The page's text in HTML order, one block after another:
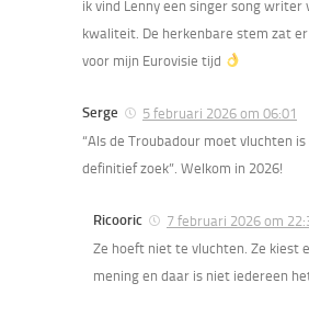
ik vind Lenny een singer song writer
kwaliteit. De herkenbare stem zat
voor mijn Eurovisie tijd
Serge
5 februari 2026 om 06:01
“Als de Troubadour moet vluchten
definitief zoek”. Welkom in 2026!
Ricooric
7 februari 2026 om
Ze hoeft niet te vluchten. Ze kiest
mening en daar is niet iedereen